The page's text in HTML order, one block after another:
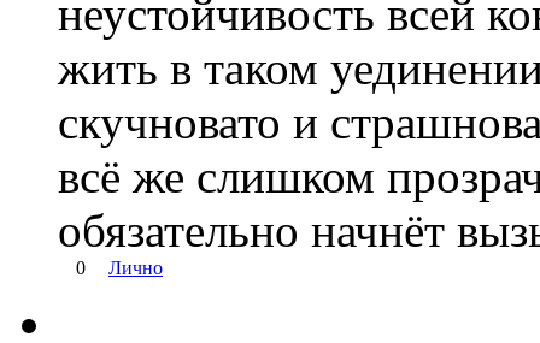
неустойчивость всей
жить в таком
скучновато и
всё же слишком
обязательно начнёт
0 Лично